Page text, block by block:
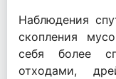
Наблюдения
скопления
себя более
отходами,